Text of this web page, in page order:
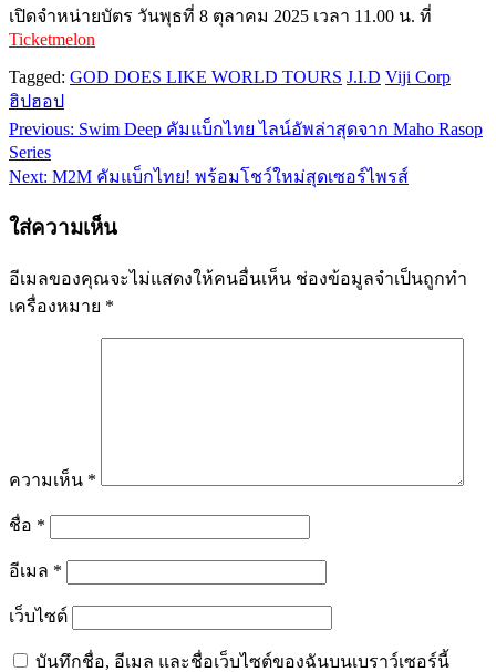
เปิดจำหน่ายบัตร วันพุธที่ 8 ตุลาคม 2025 เวลา 11.00 น. ที่
Ticketmelon
Tagged: GOD DOES LIKE WORLD TOURS J.I.D Viji Corp
ฮิปฮอป
แนะแนว
เรื่อง
Previous: Swim Deep คัมแบ็กไทย ไลน์อัพล่าสุดจาก Maho Rasop
Series
Next: M2M คัมแบ็กไทย! พร้อมโชว์ใหม่สุดเซอร์ไพรส์
ใส่ความเห็น
อีเมลของคุณจะไม่แสดงให้คนอื่นเห็น ช่องข้อมูลจำเป็นถูกทำ
เครื่องหมาย *
ความเห็น *
ชื่อ *
อีเมล *
เว็บไซต์
บันทึกชื่อ, อีเมล และชื่อเว็บไซต์ของฉันบนเบราว์เซอร์นี้